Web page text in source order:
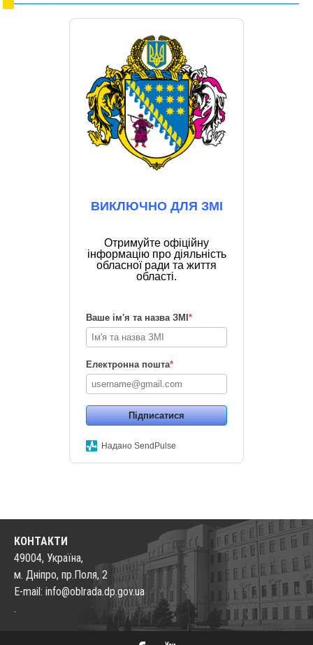
ВИКЛЮЧНО ДЛЯ ЗМІ
Отримуйте офіційну
інформацію про діяльність
обласної ради та життя
області.
Ваше ім'я та назва ЗМІ *
Електронна пошта*
Підписатися
Надано SendPulse
КОНТАКТИ
49004, Україна,
м. Дніпро, пр.Поля, 2
E-mail: info@oblrada.dp.gov.ua
.